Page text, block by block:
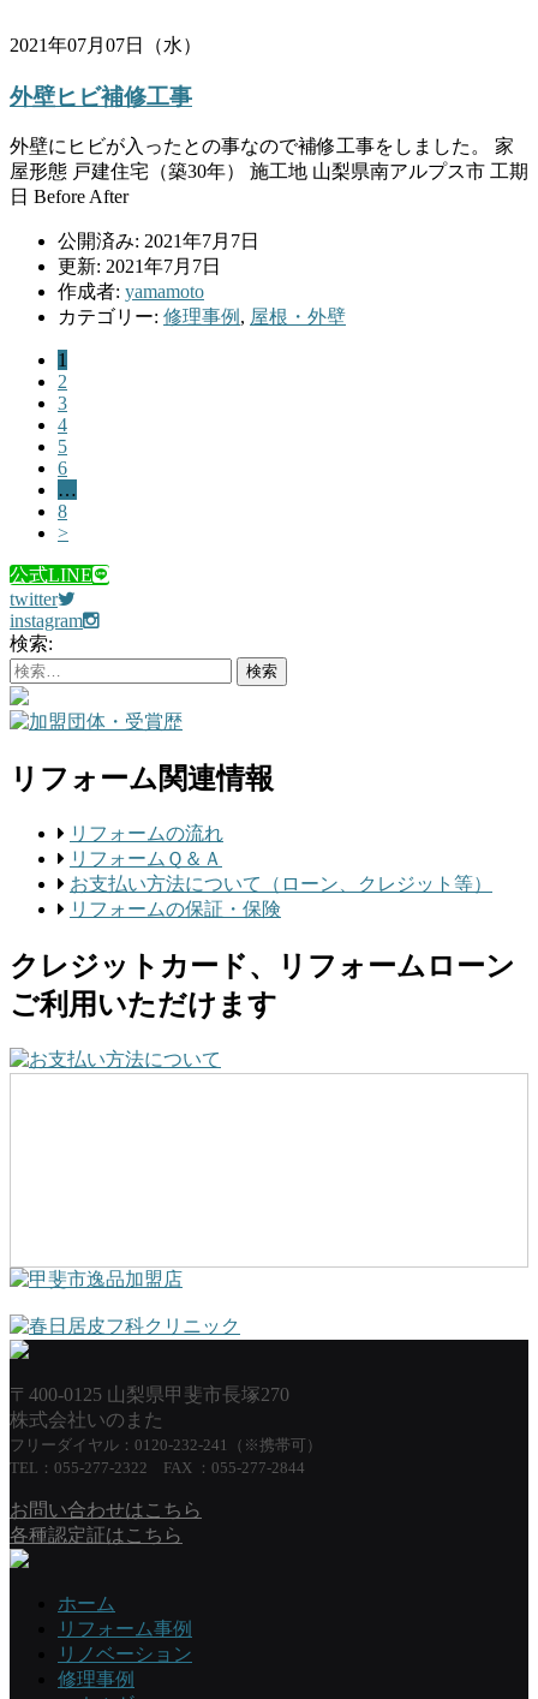
2021年07月07日（水）
外壁ヒビ補修工事
外壁にヒビが入ったとの事なので補修工事をしました。 家
屋形態 戸建住宅（築30年） 施工地 山梨県南アルプス市 工期
日 Before After
公開済み: 2021年7月7日
更新: 2021年7月7日
作成者: yamamoto
カテゴリー: 修理事例 , 屋根・外壁
1
2
3
4
5
6
…
8
>
公式LINE
twitter
instagram
検索:
リフォーム関連情報
リフォームの流れ
リフォームＱ＆Ａ
お支払い方法について（ローン、クレジット等）
リフォームの保証・保険
クレジットカード、リフォームローン
ご利用いただけます
〒400-0125 山梨県甲斐市長塚270
株式会社いのまた
フリーダイヤル：0120-232-241（※携帯可）
TEL：055-277-2322 FAX ：055-277-2844
お問い合わせはこちら
各種認定証はこちら
ホーム
リフォーム事例
リノベーション
修理事例